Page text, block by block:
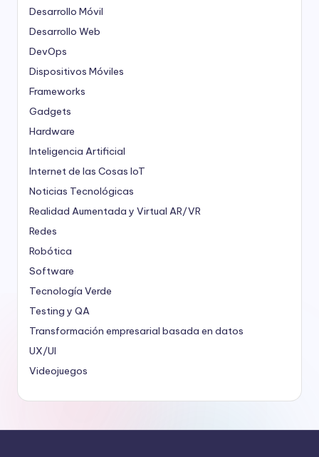
Desarrollo Móvil
Desarrollo Web
DevOps
Dispositivos Móviles
Frameworks
Gadgets
Hardware
Inteligencia Artificial
Internet de las Cosas IoT
Noticias Tecnológicas
Realidad Aumentada y Virtual AR/VR
Redes
Robótica
Software
Tecnología Verde
Testing y QA
Transformación empresarial basada en datos
UX/UI
Videojuegos